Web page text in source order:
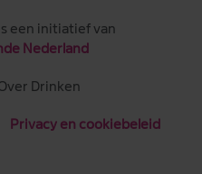
Drinken
een initiatief van
Nederland
Privacy en cookiebeleid